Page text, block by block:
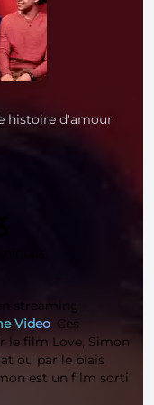
histoire d'amour
en streaming
Video. Ces
le film Love, Simon
ou par le biais
est un film sorti